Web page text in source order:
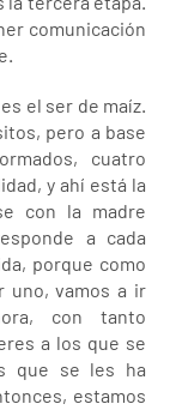
comunicación
el ser de maíz.
pero a base
cuatro
y ahí está la
con la madre
a cada
porque como
uno, vamos a ir
con tanto
a los que se
que se les ha
estamos